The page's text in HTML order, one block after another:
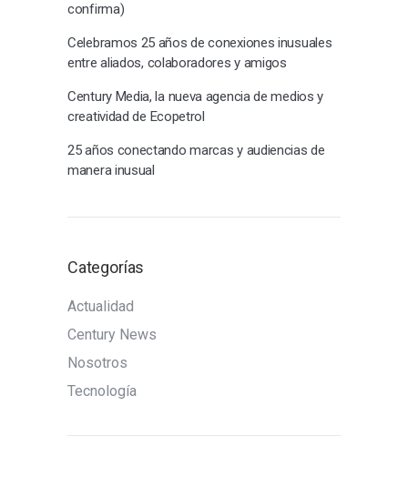
confirma)
Celebramos 25 años de conexiones inusuales
entre aliados, colaboradores y amigos
Century Media, la nueva agencia de medios y
creatividad de Ecopetrol
25 años conectando marcas y audiencias de
manera inusual
Categorías
Actualidad
Century News
Nosotros
Tecnología